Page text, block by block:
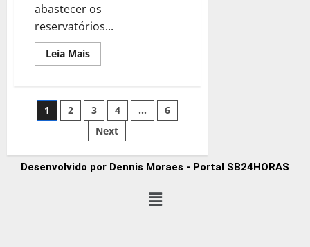
abastecer os
reservatórios...
Leia Mais
1 2 3 4 …
6
Next
Desenvolvido por Dennis Moraes - Portal SB24HORAS